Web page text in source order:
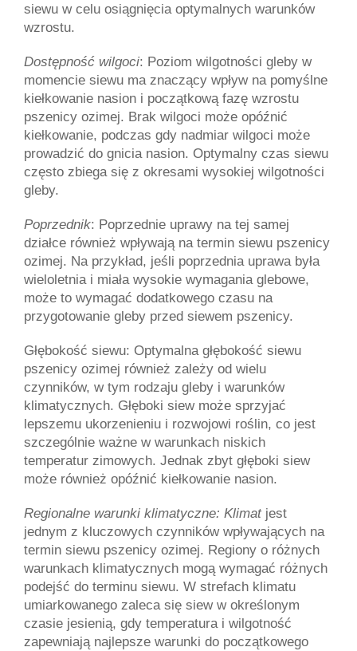
siewu w celu osiągnięcia optymalnych warunków
wzrostu.
Dostępność wilgoci: Poziom wilgotności gleby w
momencie siewu ma znaczący wpływ na pomyślne
kiełkowanie nasion i początkową fazę wzrostu
pszenicy ozimej. Brak wilgoci może opóźnić
kiełkowanie, podczas gdy nadmiar wilgoci może
prowadzić do gnicia nasion. Optymalny czas siewu
często zbiega się z okresami wysokiej wilgotności
gleby.
Poprzednik: Poprzednie uprawy na tej samej
działce również wpływają na termin siewu pszenicy
ozimej. Na przykład, jeśli poprzednia uprawa była
wieloletnia i miała wysokie wymagania glebowe,
może to wymagać dodatkowego czasu na
przygotowanie gleby przed siewem pszenicy.
Głębokość siewu: Optymalna głębokość siewu
pszenicy ozimej również zależy od wielu
czynników, w tym rodzaju gleby i warunków
klimatycznych. Głęboki siew może sprzyjać
lepszemu ukorzenieniu i rozwojowi roślin, co jest
szczególnie ważne w warunkach niskich
temperatur zimowych. Jednak zbyt głęboki siew
może również opóźnić kiełkowanie nasion.
Regionalne warunki klimatyczne: Klimat jest
jednym z kluczowych czynników wpływających na
termin siewu pszenicy ozimej. Regiony o różnych
warunkach klimatycznych mogą wymagać różnych
podejść do terminu siewu. W strefach klimatu
umiarkowanego zaleca się siew w określonym
czasie jesienią, gdy temperatura i wilgotność
zapewniają najlepsze warunki do początkowego